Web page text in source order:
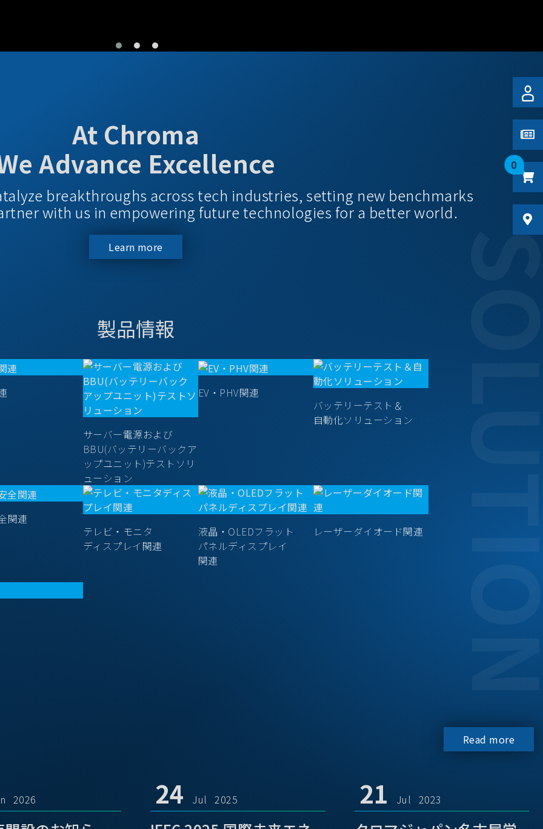
0
At Chroma
Advance Excellence
breakthroughs across tech industries, setting new benchmarks
with us in empowering future technologies for a better world.
Learn more
製品情報
サーバー電源および
BBU(バッテリーバックア
ップユニット)テストソリ
ューション
EV・PHV関連
バッテリーテスト＆
自動化ソリューション
関連
テレビ・モニタ
ディスプレイ関連
液晶・OLEDフラット
パネルディスプレイ
関連
レーザーダイオード関連
Read more
2026 24 Jul 2025 21 Jul 2023